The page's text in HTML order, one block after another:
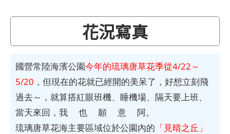
花況寫真
國營常陸海濱公園今年的琉璃唐草花季從4/22～
5/20 ，但現在的花就已經開的美呆了，好想立刻飛
過去～，就算搭紅眼班機、睡機場、隔天要上班、
當天來回，我 也 願 意 阿。
琉璃唐草花海主要區域位於公園內的 「見晴之丘」